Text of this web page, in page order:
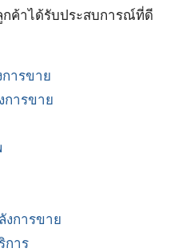
กค้าได้รับประสบการณ์ที่ดี
ารขาย
การขาย
งการขาย
การ